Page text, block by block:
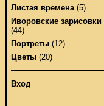
Листая времена(5)
Иворовские зарисовки
(44)
Портреты (12)
Цветы (20)
Вход